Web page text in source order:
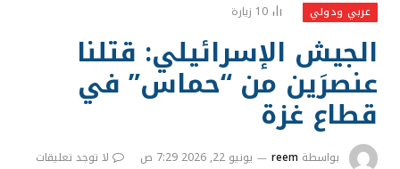
عربي ودولي 10 زيارة
الجيش الإسرائيلي: قتلنا
عنصرَين من “حماس” في
قطاع غزة
بواسطة reem يونيو 22, 2026 7:29 ص
لا توجد تعليقات